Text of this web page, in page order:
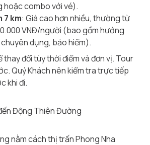
hoặc combo với vé).
7 km: Giá cao hơn nhiều, thường từ
VNĐ/người (bao gồm hướng
dụng, bảo hiểm).
thay đổi tùy thời điểm và đơn vị. Tour
Quý Khách nên kiểm tra trực tiếp
khi đi.
Động Thiên Đường
nằm cách thị trấn Phong Nha